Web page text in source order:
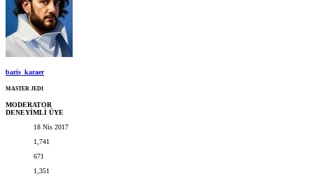
baris_karaer
MASTER JEDI
MODERATOR
DENEYİMLİ ÜYE
18 Nis 2017
1,741
671
1,351